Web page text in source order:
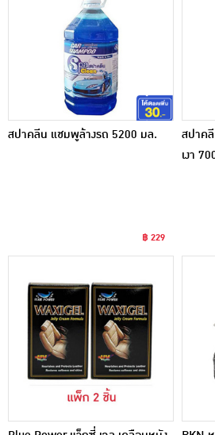
สปาคลีน แชมพูล้างรถ 5200 มล.
฿ 229
สปาค
เงา